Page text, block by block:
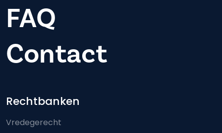
FAQ
Contact
Footer-menu
Rechtbanken
Vredegerecht